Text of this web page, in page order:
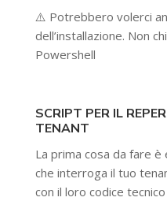
⚠️ Potrebbero volerci
dell’installazione. Non
Powershell
SCRIPT PER IL
TENANT
La prima cosa da fare
che interroga il tuo
con il loro codice